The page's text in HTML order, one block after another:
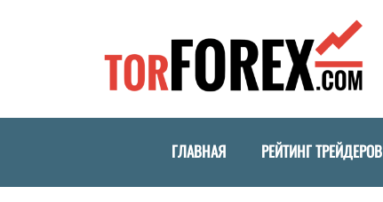
ГЛАВНАЯ РЕЙТИНГ ТРЕЙДЕРОВ